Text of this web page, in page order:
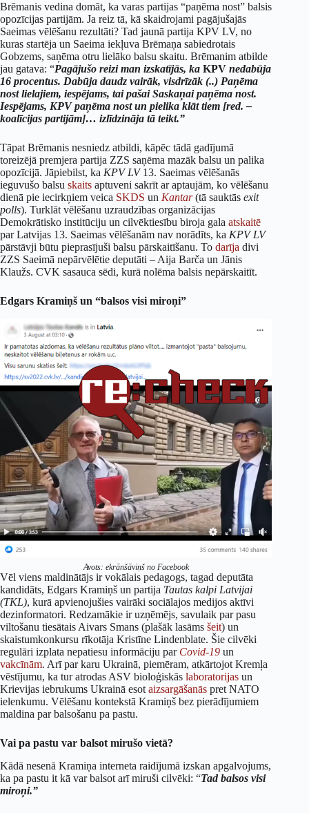
Brēmanis vedina domāt, ka varas partijas “paņēma nost” balsis
opozīcijas partijām. Ja reiz tā, kā skaidrojami pagājušajās
Saeimas vēlēšanu rezultāti? Tad jaunā partija KPV LV, no
kuras startēja un Saeima iekļuva Brēmaņa sabiedrotais
Gobzems, saņēma otru lielāko balsu skaitu. Brēmanim atbilde
jau gatava: “Pagājušo reizi man izskatījās, ka KPV nedabūja
16 procentus. Dabūja daudz vairāk, visdrīzāk (..) Paņēma
nost lielajiem, iespējams, tai pašai Saskaņai paņēma nost.
Iespējams, KPV paņēma nost un pielika klāt tiem [red. –
koalīcijas partijām]… izlīdzināja tā teikt.”
Tāpat Brēmanis nesniedz atbildi, kāpēc tādā gadījumā
toreizējā premjera partija ZZS saņēma mazāk balsu un palika
opozīcijā. Jāpiebilst, ka KPV LV13. Saeimas vēlēšanās
ieguvušo balsu skaits aptuveni sakrīt ar aptaujām, ko vēlēšanu
dienā pie iecirkņiem veica SKDS un Kantar(tā sauktās exit
polls). Turklāt vēlēšanu uzraudzības organizācijas
Demokrātisko institūciju un cilvēktiesību biroja gala atskaitē
par Latvijas 13. Saeimas vēlēšanām nav norādīts, ka KPV LV
pārstāvji būtu pieprasījuši balsu pārskaitīšanu. To darīja divi
ZZS Saeimā nepārvēlētie deputāti – Aija Barča un Jānis
Klaužs. CVK sasauca sēdi, kurā nolēma balsis nepārskaitīt.
Edgars Kramiņš un “balsos visi miroņi”
Avots: ekrānšāviņš no Facebook
Vēl viens maldinātājs ir vokālais pedagogs, tagad deputāta
kandidāts, Edgars Kramiņš un partija Tautas kalpi Latvijai
(TKL), kurā apvienojušies vairāki sociālajos medijos aktīvi
dezinformatori. Redzamākie ir uzņēmējs, savulaik par pasu
viltošanu tiesātais Aivars Smans (plašāk lasāms šeit) un
skaistumkonkursu rīkotāja Kristīne Lindenblate. Šie cilvēki
regulāri izplata nepatiesu informāciju par Covid-19 un
vakcīnām. Arī par karu Ukrainā, piemēram, atkārtojot Kremļa
vēstījumu, ka tur atrodas ASV bioloģiskās laboratorijas un
Krievijas iebrukums Ukrainā esot aizsargāšanās pret NATO
ielenkumu. Vēlēšanu kontekstā Kramiņš bez pierādījumiem
maldina par balsošanu pa pastu.
Vai pa pastu var balsot mirušo vietā?
Kādā nesenā Kramiņa interneta raidījumā izskan apgalvojums,
ka pa pastu it kā var balsot arī miruši cilvēki: “Tad balsos visi
miroņi.”